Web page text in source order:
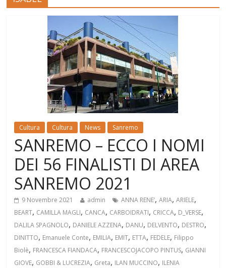
Cultura Cultura News Sanremo
SANREMO – ECCO I NOMI
DEI 56 FINALISTI DI AREA
SANREMO 2021
9 Novembre 2021 admin ANNA RENE’,ARIA,ARIELE,
BEART, CAMILLA MAGLI, CANCA, CARBOIDRATI, CRICCA, D_VERSE,
DALILA SPAGNOLO, DANIELE AZZENA, DANU, DELVENTO, DESTRO,
DINITTO, Emanuele Conte, EMILIA, EMIT, ETTA, FEDELE, Filippo
Biolè, FRANCESCA FIANDACA, FRANCESCOJACOPO PINTUS, GIANNI
GIOVE, GOBBI & LUCREZIA, Greta, ILAN MUCCINO, ILENIA